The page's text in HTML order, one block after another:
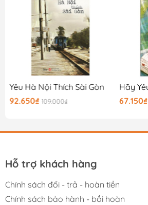
Yêu Hà Nội Thích Sài Gòn
92.650₫ 109.000₫
67.150₫
Hỗ trợ khách hàng
Chính sách đổi - trả - hoàn tiền
Chính sách bảo hành - bồi hoàn